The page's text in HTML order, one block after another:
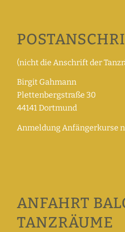
(nicht die Anschrift der
Birgit Gahmann
Plettenbergstraße 30
44141 Dortmund
Anmeldung Anfängerkurse
ANFAHRT
TANZRÄUME